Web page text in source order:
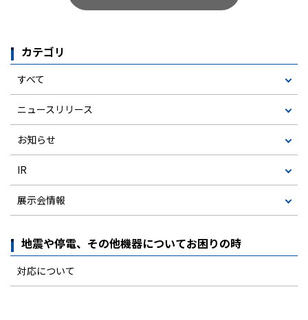
カテゴリ
すべて
ニュースリリース
お知らせ
IR
展示会情報
地震や停電、その他機器についてお困りの時
対応について